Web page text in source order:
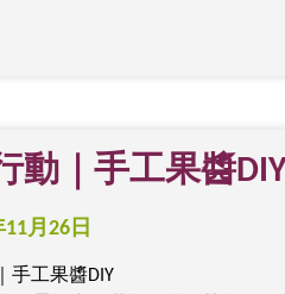
動｜手工果醬DIY
月26日
手工果醬DIY